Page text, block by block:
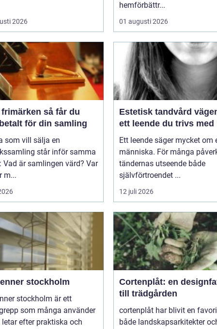
2026
hemförbättr...
01 augusti 2026
så får du
för din samling
som vill sälja en
står inför samma
Vad är samlingen värd? Var
m...
Estetisk tandvård vägen till
ett leende du trivs med
Ett leende säger mycket om
människa. För många
tändernas utseende både
självförtroendet ...
12 juli 2026
stockholm
stockholm är ett
som många använder
letar efter praktiska och
Cortenplåt: en
till trädgården
cortenplåt har blivit en
både landskapsarkitekter